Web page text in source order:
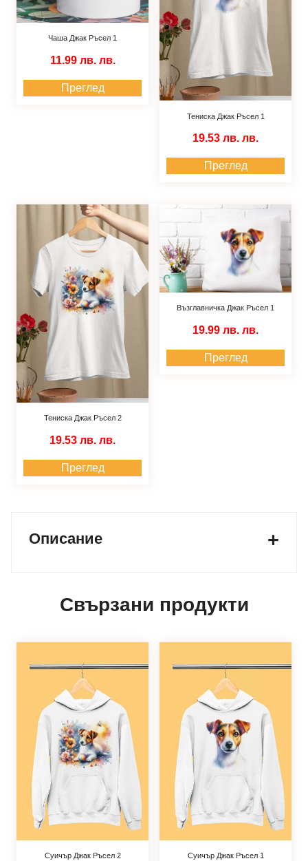
Чаша Джак Ръсел 1
11.99 лв. лв.
Преглед
Тениска Джак Ръсел 1
19.53 лв. лв.
Преглед
Тениска Джак Ръсел 2
19.53 лв. лв.
Преглед
Възглавничка Джак Ръсел 1
19.99 лв. лв.
Преглед
Описание
Свързани продукти
Суичър Джак Ръсел 2 Суичър Джак Ръсел 1